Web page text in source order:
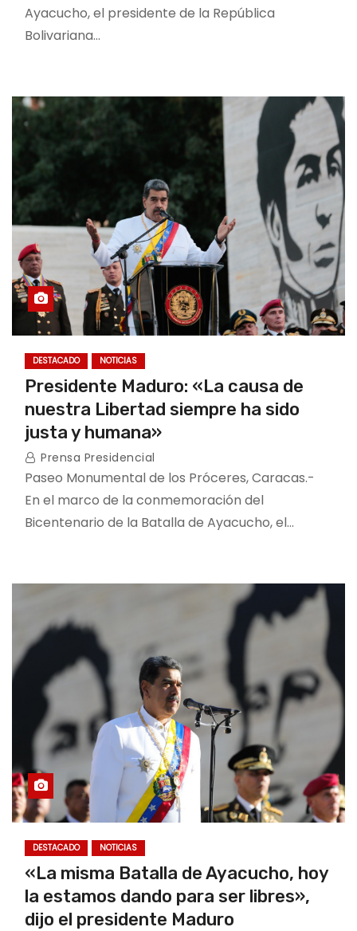
Ayacucho, el presidente de la República
Bolivariana…
DESTACADO NOTICIAS
Presidente Maduro: «La causa de
nuestra Libertad siempre ha sido
justa y humana»
Prensa Presidencial
Paseo Monumental de los Próceres, Caracas.-
En el marco de la conmemoración del
Bicentenario de la Batalla de Ayacucho, el…
DESTACADO NOTICIAS
«La misma Batalla de Ayacucho, hoy
la estamos dando para ser libres»,
dijo el presidente Maduro